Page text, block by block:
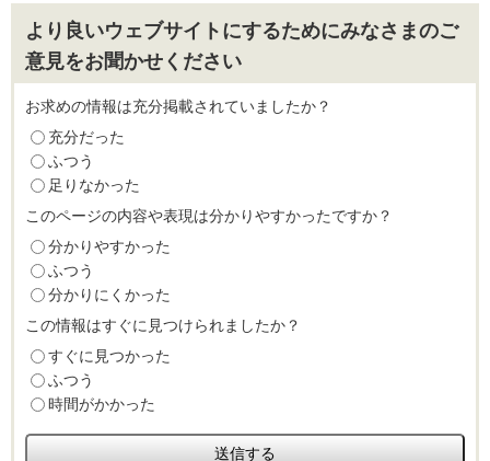
より良いウェブサイトにするためにみなさまのご
意見をお聞かせください
お求めの情報は充分掲載されていましたか？
充分だった
ふつう
足りなかった
このページの内容や表現は分かりやすかったですか？
分かりやすかった
ふつう
分かりにくかった
この情報はすぐに見つけられましたか？
すぐに見つかった
ふつう
時間がかかった